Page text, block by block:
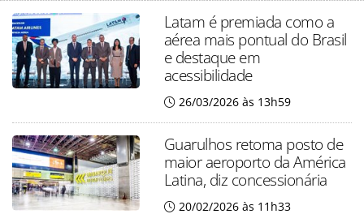
Latam é premiada como a
aérea mais pontual do Brasil
e destaque em
acessibilidade
26/03/2026 às 13h59
Guarulhos retoma posto de
maior aeroporto da América
Latina, diz concessionária
20/02/2026 às 11h33